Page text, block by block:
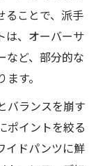
ることで、派手
は、オーバーサ
など、部分的な
す。
バランスを崩す
ポイントを絞る
イドパンツに鮮